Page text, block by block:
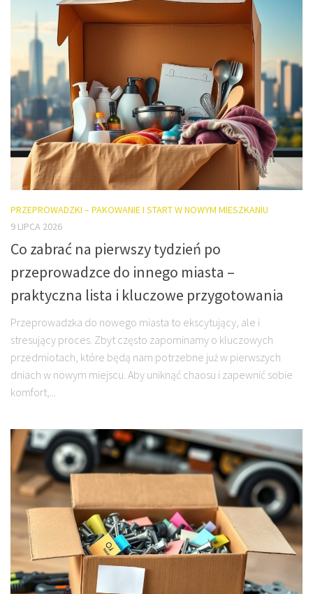
PRZEPROWADZKI – PAKOWANIE I START W NOWYM MIESZKANIU
9 LIPCA 2026
Co zabrać na pierwszy tydzień po
przeprowadzce do innego miasta –
praktyczna lista i kluczowe przygotowania
Przeprowadzka do nowego miasta to ekscytujący, ale i
stresujący proces. Zbyt często zapominamy o kluczowych
przedmiotach, które będą nam potrzebne już w pierwszych
dniach w nowym miejscu. Aby uniknąć chaosu i zapewnić sobie
komfort,...